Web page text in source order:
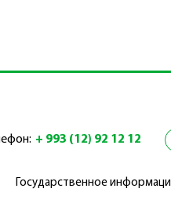
+ 993 (12) 92 12 12
Государственное